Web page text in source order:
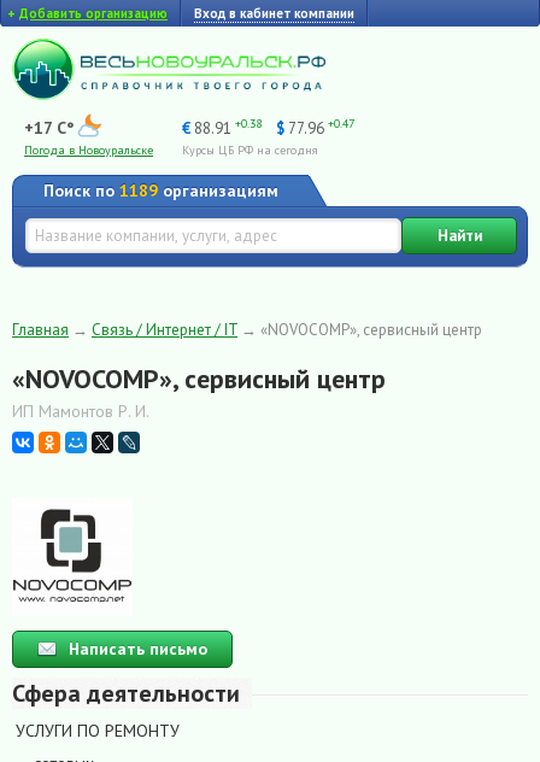
+ Добавить организацию Вход в кабинет компании
+17 C°
Погода в Новоуральске
€ 88.91 +0.38 $ 77.96 +0.47
Курсы ЦБ РФ на сегодня
Поиск по 1189 организациям
Найти
Главная → Связь / Интернет / IT → «NOVOCOMP», сервисный центр
«NOVOCOMP», сервисный центр
ИП Мамонтов Р. И.
Написать письмо
Сфера деятельности
УСЛУГИ ПО РЕМОНТУ